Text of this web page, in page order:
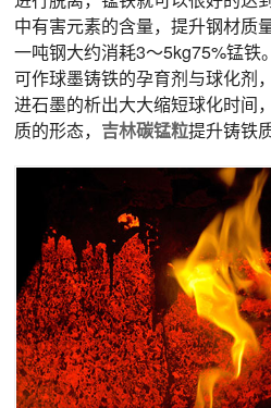
中有害元素的含量，提升钢材质
一吨钢大约消耗3～5kg75%锰铁
可作球墨铸铁的孕育剂与球化剂
进石墨的析出大大缩短球化时间
质的形态， 吉林碳锰粒提升铸铁